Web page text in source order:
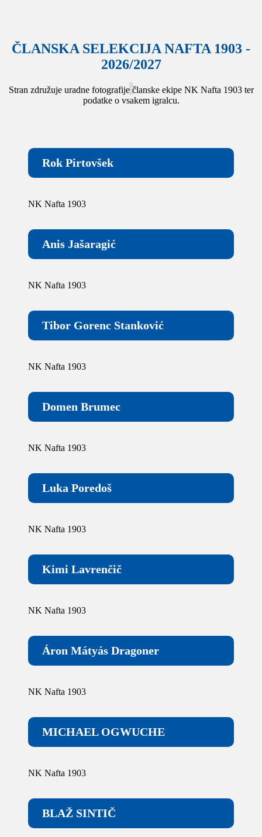
ČLANSKA SELEKCIJA NAFTA 1903 -
2026/2027
Stran združuje uradne fotografije članske ekipe NK Nafta 1903 ter
podatke o vsakem igralcu.
Rok Pirtovšek
NK Nafta 1903
Anis Jašaragić
NK Nafta 1903
Tibor Gorenc Stanković
NK Nafta 1903
Domen Brumec
NK Nafta 1903
Luka Poredoš
NK Nafta 1903
Kimi Lavrenčič
NK Nafta 1903
Áron Mátyás Dragoner
NK Nafta 1903
MICHAEL OGWUCHE
NK Nafta 1903
BLAŽ SINTIČ